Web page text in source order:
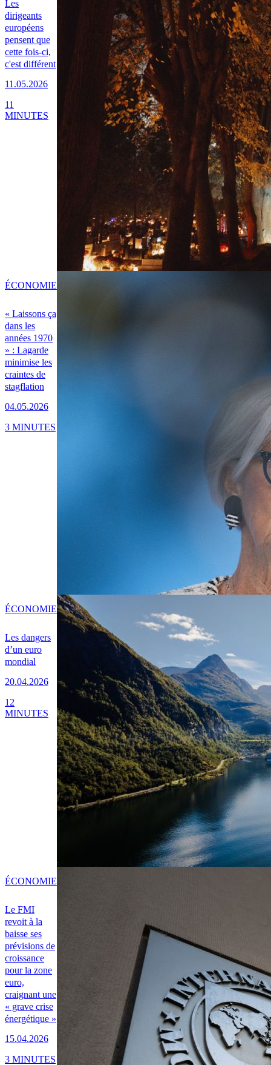
Les
dirigeants
européens
pensent que
cette fois-ci,
c'est différent
11.05.2026
11
MINUTES
« Laissons ça
dans les
années 1970
» : Lagarde
minimise les
craintes de
stagflation
04.05.2026
ÉCONOMIE
3 MINUTES
Les dangers
d’un euro
mondial
20.04.2026
ÉCONOMIE
12
MINUTES
Le FMI
revoit à la
baisse ses
prévisions de
croissance
pour la zone
euro,
craignant une
« grave crise
énergétique »
15.04.2026
ÉCONOMIE
3 MINUTES